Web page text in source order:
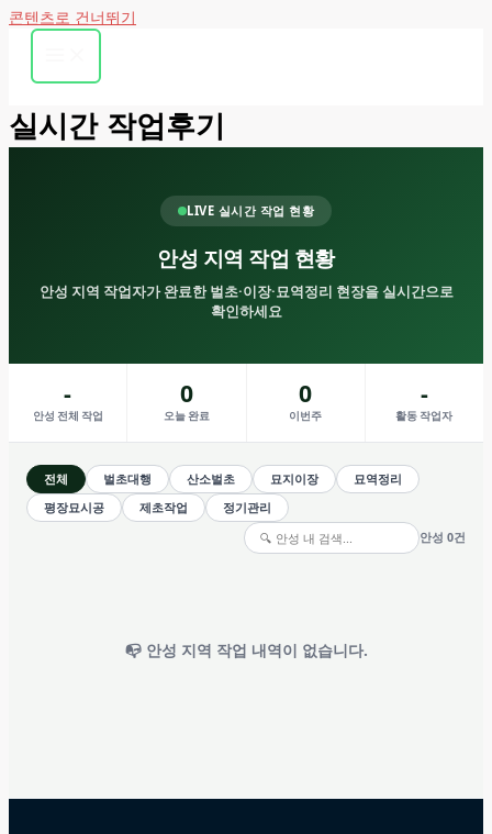
콘텐츠로 건너뛰기
실시간 작업후기
LIVE 실시간 작업 현황
안성 지역 작업 현황
안성 지역 작업자가 완료한 벌초·이장·묘역정리 현장을 실시간으로
확인하세요
-
안성 전체 작업
0
오늘 완료
0
이번주
-
활동 작업자
전체 벌초대행 산소벌초 묘지이장
묘역정리
평장묘시공
제초작업
정기관리
안성 0건
📭 안성 지역 작업 내역이 없습니다.